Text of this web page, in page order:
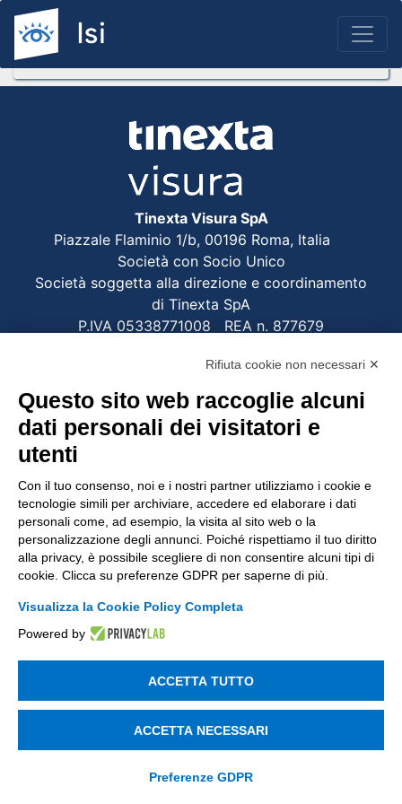
Tinexta Visura SpA
Piazzale Flaminio 1/b, 00196 Roma, Italia
Società con Socio Unico
Società soggetta alla direzione e coordinamento
di Tinexta SpA
P.IVA 05338771008 REA n. 877679
UTILITÀ
Recupero Password
POLICIES AND TERMS
Informativa cookie
© 2003 - 2026 Tinexta Visura S.p.A.Visura.it
Rifiuta cookie non necessari ✕
Questo sito web raccoglie alcuni
dati personali dei visitatori e
utenti
Con il tuo consenso, noi e i nostri partner utilizziamo i cookie e
tecnologie simili per archiviare, accedere ed elaborare i dati
personali come, ad esempio, la visita al sito web o la
personalizzazione degli annunci. Poiché rispettiamo il tuo diritto
alla privacy, è possibile scegliere di non consentire alcuni tipi di
cookie. Clicca su preferenze GDPR per saperne di più.
Visualizza la Cookie Policy Completa
Powered by
ACCETTA TUTTO
ACCETTA NECESSARI
Preferenze GDPR